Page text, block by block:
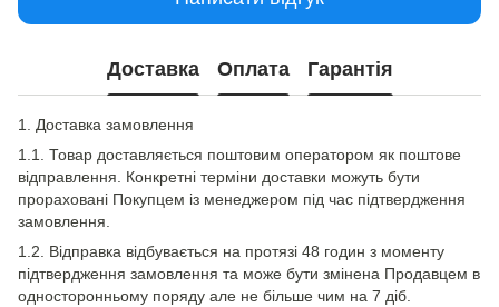
Доставка Оплата Гарантія
1. Доставка замовлення
1.1. Товар доставляється поштовим оператором як поштове
відправлення. Конкретні терміни доставки можуть бути
прораховані Покупцем із менеджером під час підтвердження
замовлення.
1.2. Відправка відбувається на протязі 48 годин з моменту
підтвердження замовлення та може бути змінена Продавцем в
односторонньому поряду але не більше чим на 7 діб.